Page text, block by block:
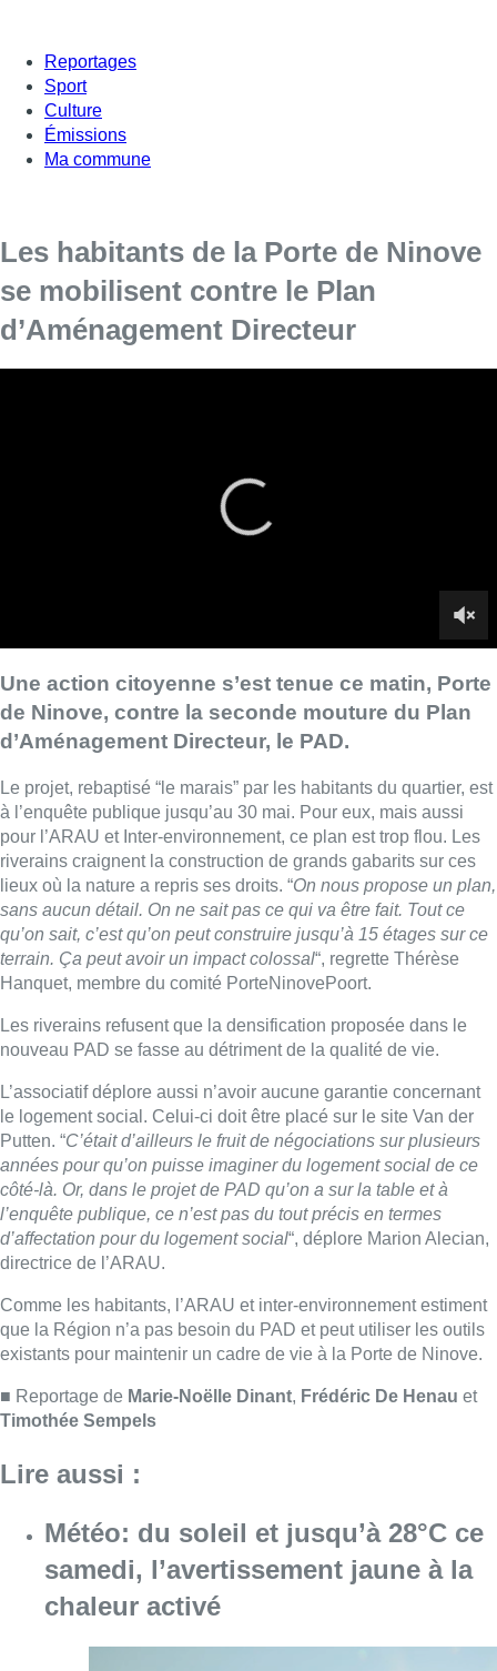
Reportages
Sport
Culture
Émissions
Ma commune
Les habitants de la Porte de Ninove
se mobilisent contre le Plan
d’Aménagement Directeur
Le projet, rebaptisé “le marais” par les habitants du quartier, est
à l’enquête publique jusqu’au 30 mai. Pour eux, mais aussi
pour l’ARAU et Inter-environnement, ce plan est trop flou. Les
On nous propose un plan,
sans aucun détail. On ne sait pas ce qui va être fait. Tout ce
qu’on sait, c’est qu’on peut construire jusqu’à 15 étages sur ce
Hanquet, membre du comité PorteNinovePoort.
Les riverains refusent que la densification proposée dans le
nouveau PAD se fasse au détriment de la qualité de vie.
L’associatif déplore aussi n’avoir aucune garantie concernant
le logement social. Celui-ci doit être placé sur le site Van der
Putten. “C’était d’ailleurs le fruit de négociations sur plusieurs
années pour qu’on puisse imaginer du logement social de ce
côté-là. Or, dans le projet de PAD qu’on a sur la table et à
l’enquête publique, ce n’est pas du tout précis en termes
d’affectation pour du logement social“, déplore Marion Alecian,
directrice de l’ARAU.
que la Région n’a pas besoin du PAD et peut utiliser les outils
existants pour maintenir un cadre de vie à la Porte de Ninove.
■ Reportage deMarie-Noëlle Dinant,Frédéric De Henauet
Timothée Sempels
Lire aussi :
Météo: du soleil et jusqu’à 28°C ce
samedi, l’avertissement jaune à la
chaleur activé